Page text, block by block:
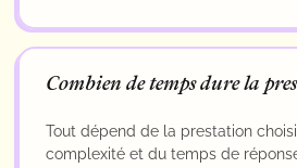
Combien de temps dure la
Tout dépend de la prestation
complexité et du temps de